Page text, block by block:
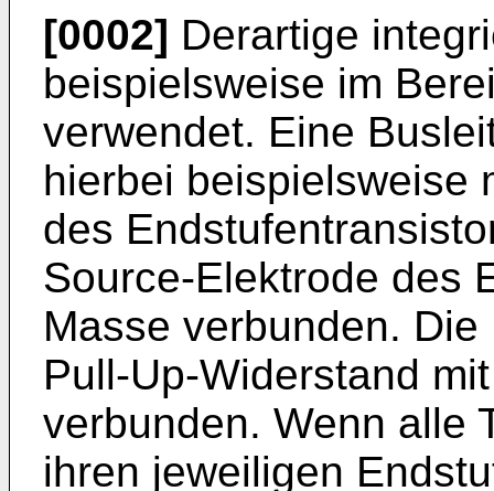
[0002] Derartige
beispielsweise im
verwendet. Eine
hierbei beispielsweise
des
Source-Elektrode des
Masse verbunden.
Pull-Up-Widerstand
verbunden. Wenn alle
ihren jeweiligen